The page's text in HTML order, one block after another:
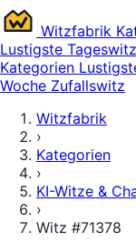
Witzfabrik
Lustigste Tageswitz
Kategorien
Woche Zufallswitz
Witzfabrik
›
Kategorien
›
KI-Witze &
›
Witz #71378